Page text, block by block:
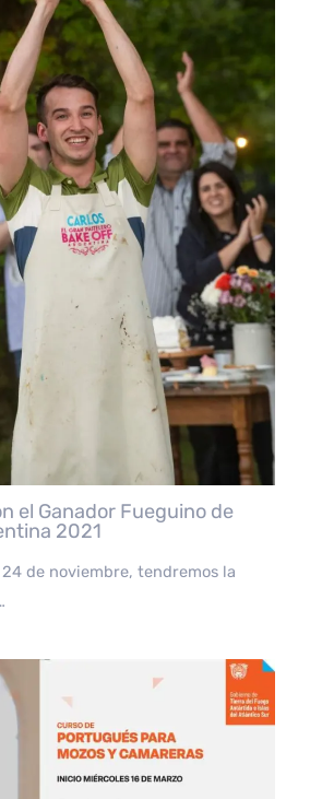
el Ganador Fueguino de
2021
de noviembre, tendremos la